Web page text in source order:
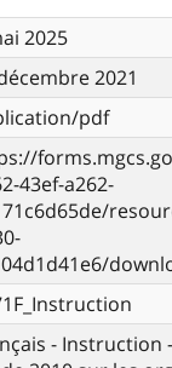
2025
2021
pdf
43ef-a262-
- Instruction